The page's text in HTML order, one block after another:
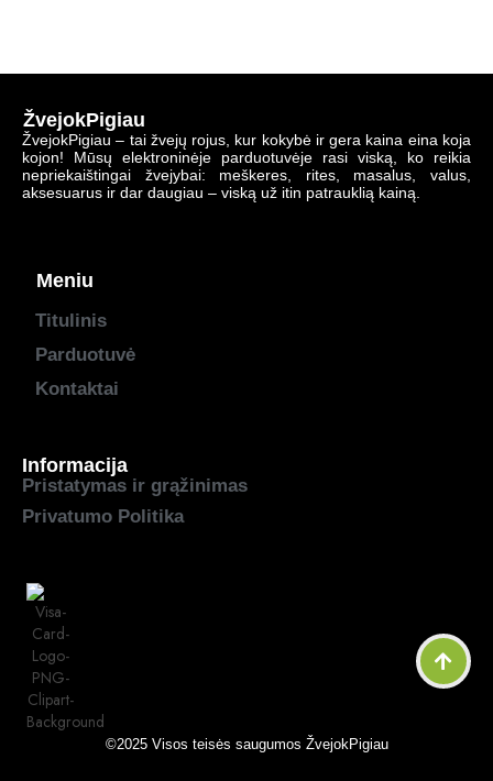
ŽvejokPigiau
ŽvejokPigiau – tai žvejų rojus, kur kokybė ir gera kaina eina koja
kojon! Mūsų elektroninėje parduotuvėje rasi viską, ko reikia
nepriekaištingai žvejybai: meškeres, rites, masalus, valus,
aksesuarus ir dar daugiau – viską už itin patrauklią kainą.
Meniu
Titulinis
Parduotuvė
Kontaktai
Informacija
Pristatymas ir grąžinimas
Privatumo Politika
©2025 Visos teisės saugumos ŽvejokPigiau